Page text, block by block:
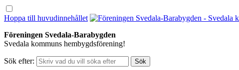
Hoppa till huvudinnehållet
Föreningen Svedala-Barabygden
Svedala kommuns hembygdsförening!
Sök efter: